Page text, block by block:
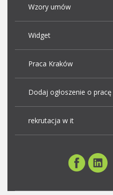
Wzory umów
Widget
Praca Kraków
Dodaj ogłoszenie o pracę
rekrutacja w it